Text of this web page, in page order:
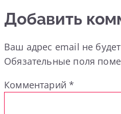
Добавить
Ваш адрес email не
Обязательные поля
Комментарий*